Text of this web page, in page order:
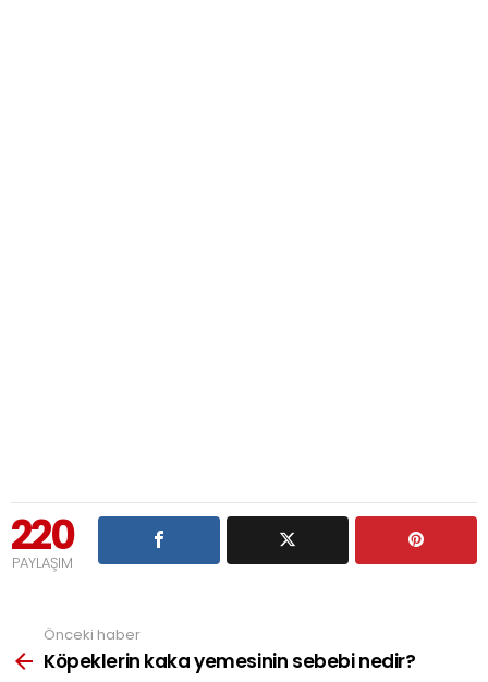
220
PAYLAŞIM
more
Önceki haber
Köpeklerin kaka yemesinin sebebi nedir?